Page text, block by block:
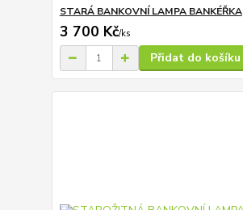
STARÁ BANKOVNÍ LAMPA BANKÉŘKA
3 700 Kč/ks
Přidat do košíku